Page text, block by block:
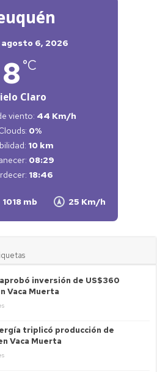
agosto 6, 2026
8 °C
Claro
1018 mb 25 Km/h
viento: 44 Km/h
0%
10 km
08:29
18:46
inversión de US$360
Vaca Muerta
triplicó producción de
Vaca Muerta